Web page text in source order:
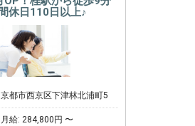
休日110日以上♪
京都市西京区下津林北浦町5
月給: 284,800円 〜